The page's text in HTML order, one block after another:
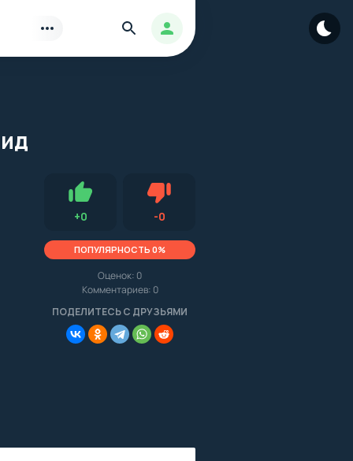
Авторизация
Найти
+0Нравится -0Не нравится (0.0, 0, 16437)
ПОПУЛЯРНОСТЬ 0%
Оценок: 0
Комментариев: 0